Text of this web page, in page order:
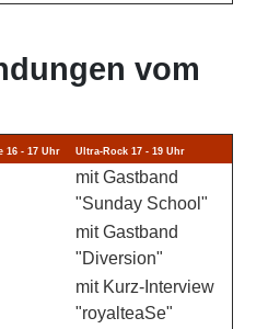
vom
16 - 17 Uhr Ultra-Rock 17 - 19 Uhr
mit Gastband
"Sunday School"
mit Gastband
"Diversion"
mit Kurz-Interview
"royalteaSe"